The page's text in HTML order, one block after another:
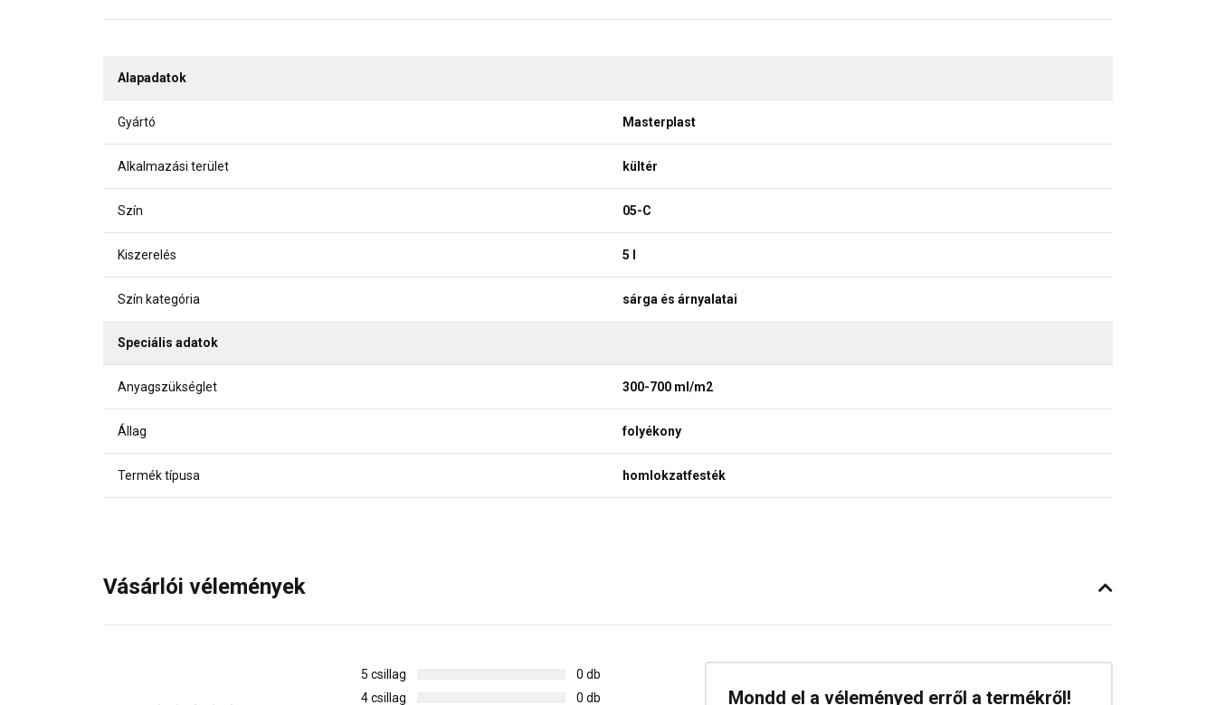
Alapadatok
Gyártó Masterplast
Alkalmazási terület kültér
Szín 05-C
Kiszerelés 5 l
Szín kategória sárga és árnyalatai
Speciális adatok
Anyagszükséglet 300-700 ml/m2
Állag folyékony
Termék típusa homlokzatfesték
Vásárlói vélemények
5 csillag
0 db
4 csillag
0 db Mondd el a véleményed erről a termékről!